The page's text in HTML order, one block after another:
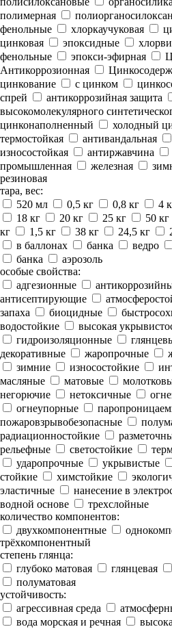
полимерная
фенольные
хлоркаучуковая
цинковая
эпоксидные
фенольные
эпокси-эфирная
Антикоррозионная
цинкование
с цинком
спрей
антикоррозийная защита
высокомолекулярного
цинконаполненный
холодный
термостойкая
антивандальная
износостойкая
антиржавчина
промышленная
железная
резиновая
тара, вес:
520 мл
0,5 кг 0,8 кг 4
18 кг
20 кг 25 кг 50 кг
кг
1,5 кг 38 кг 24,5 кг
в баллонах
банка ведро
банка
аэрозоль
особые свойства:
адгезионные
антисептирующие
запаха
биоцидные
водостойкие
высокая
гидроизоляционные
декоративные
жаропрочные
зимние
износостойкие
масляные
матовые
негорючие
нетоксичные
огнеупорные
пожаровзрывобезопасные
радиационностойкие
рельефные
светостойкие
ударопрочные
укрывистые
стойкие
химстойкие
эластичные
нанесение в
водной основе
трехслойные
количество компонентов:
двухкомпонентные
трёхкомпонентный
степень глянца:
глубоко матовая
глянцевая
полуматовая
устойчивость:
агрессивная среда
вода морская и речная